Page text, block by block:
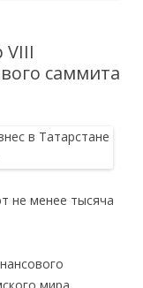
саммита
не менее тысяча